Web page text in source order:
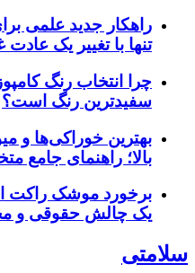
راهکار جدید علمی
تنها با تغییر یک
چرا انتخاب رنگ
سفیدترین رنگ است؟
بهترین خوراکی‌ها و
بالا؛ راهنمای جامع
برخورد موشک راکت
یک چالش حقوقی و
سلامتی